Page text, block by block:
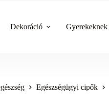
Dekoráció Gyerekeknek
Egészségügyi cipők